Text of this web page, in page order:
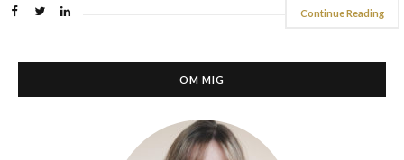
Continue Reading
OM MIG